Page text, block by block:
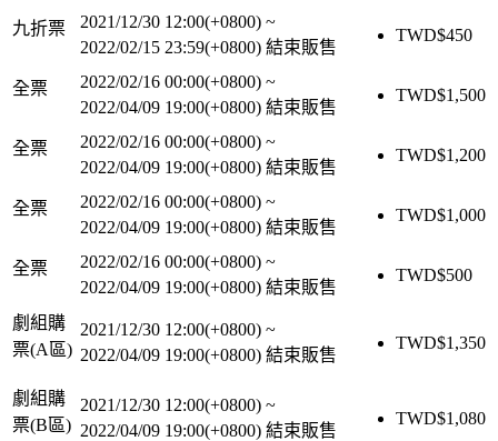
九折票 2021/12/30 12:00(+0800) ~
2022/02/15 23:59(+0800) 結束販售
TWD$450
全票 2022/02/16 00:00(+0800) ~
2022/04/09 19:00(+0800) 結束販售
TWD$1,500
全票 2022/02/16 00:00(+0800) ~
2022/04/09 19:00(+0800) 結束販售
TWD$1,200
全票 2022/02/16 00:00(+0800) ~
2022/04/09 19:00(+0800) 結束販售
TWD$1,000
全票 2022/02/16 00:00(+0800) ~
2022/04/09 19:00(+0800) 結束販售
TWD$500
劇組購
票(A區)
2021/12/30 12:00(+0800) ~
2022/04/09 19:00(+0800) 結束販售
TWD$1,350
劇組購
票(B區)
2021/12/30 12:00(+0800) ~
2022/04/09 19:00(+0800) 結束販售
TWD$1,080